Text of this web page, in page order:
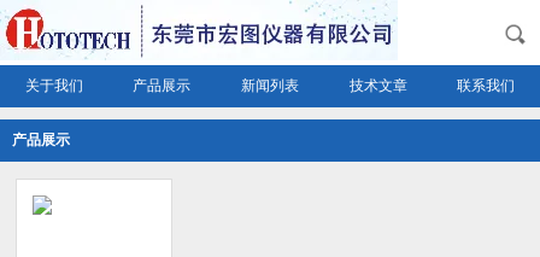
关于我们 产品展示 新闻列表 技术文章 联系我们
产品展示